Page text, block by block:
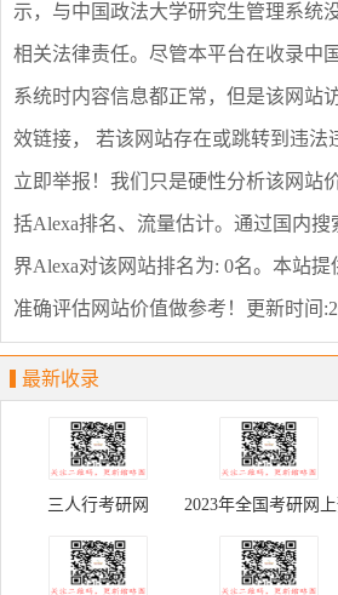
示，与中国政法大学研究生管理系统
相关法律责任。尽管本平台在收录中
系统时内容信息都正常，但是该网站
效链接， 若该网站存在或跳转到违法
立即举报 ！我们只是硬性分析该网站
括Alexa排名、流量估计。通过国内
界Alexa对该网站排名为: 0名。本站
准确评估网站价值做参考！ 更新时间
最新收录
三人行考研网 2023年全国考研网
报名入口